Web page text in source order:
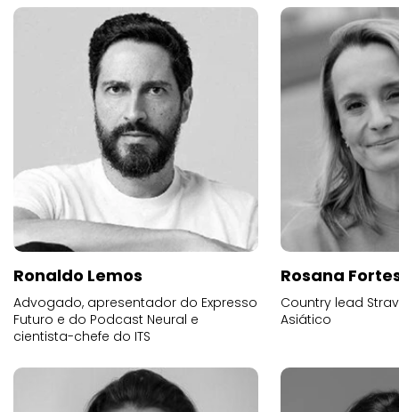
Ronaldo Lemos
Advogado, apresentador do Expresso
Futuro e do Podcast Neural e
cientista-chefe do ITS
Rosana
Country lead
Asiático